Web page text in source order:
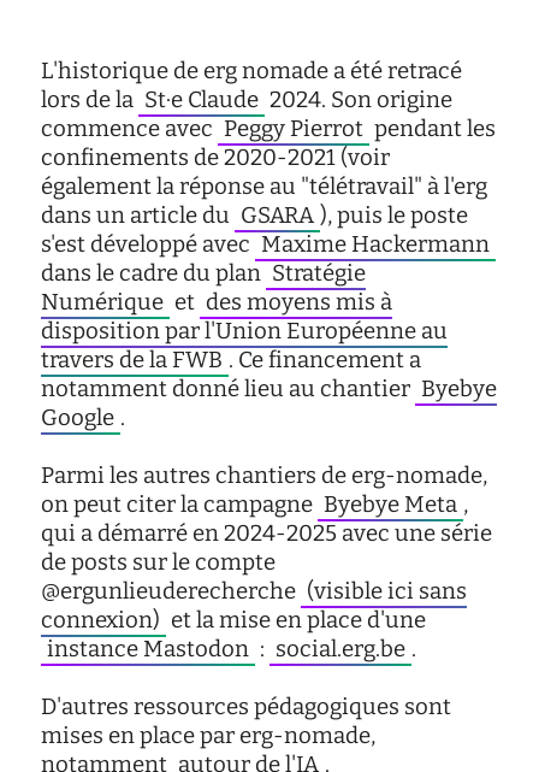
L'historique de erg nomade a été retracé
lors de la St·e Claude 2024. Son origine
commence avec Peggy Pierrot pendant les
confinements de 2020-2021 (voir
également la réponse au "télétravail" à l'erg
dans un article du GSARA ), puis le poste
s'est développé avec Maxime Hackermann
dans le cadre du plan Stratégie
Numérique et des moyens mis à
disposition par l'Union Européenne au
travers de la FWB . Ce financement a
notamment donné lieu au chantier Byebye
Google .
Parmi les autres chantiers de erg-nomade,
on peut citer la campagne Byebye Meta ,
qui a démarré en 2024-2025 avec une série
de posts sur le compte
@ergunlieuderecherche (visible ici sans
connexion) et la mise en place d'une
instance Mastodon : social.erg.be .
D'autres ressources pédagogiques sont
mises en place par erg-nomade,
notamment autour de l'IA .